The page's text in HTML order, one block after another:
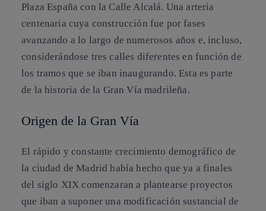
Plaza España con la Calle Alcalá. Una arteria
centenaria cuya construcción fue por fases
avanzando a lo largo de numerosos años e, incluso,
considerándose tres calles diferentes en función de
los tramos que se iban inaugurando. Esta es parte
de la historia de la Gran Vía madrileña.
Origen de la Gran Vía
El rápido y constante crecimiento demográfico de
la ciudad de Madrid había hecho que ya a finales
del siglo XIX comenzaran a plantearse proyectos
que iban a suponer una modificación sustancial de